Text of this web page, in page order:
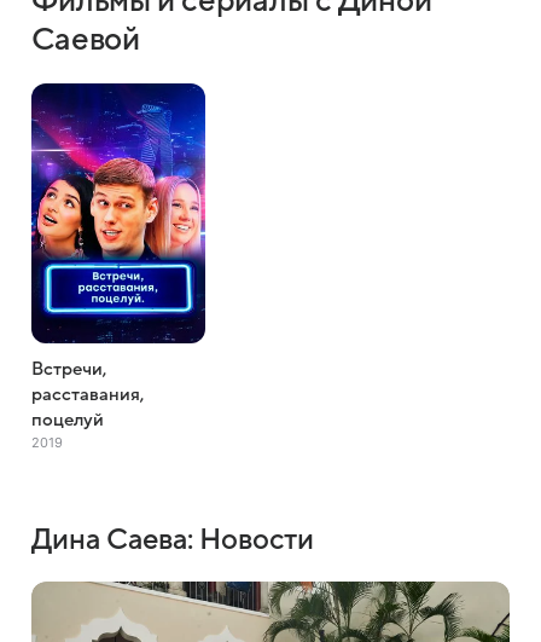
Саевой
Встречи,
расставания,
поцелуй
2019
Дина Саева: Новости